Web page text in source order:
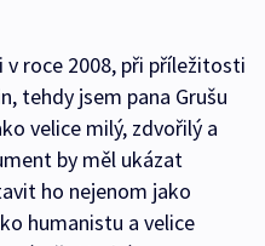
v roce 2008, při příležitosti
tehdy jsem pana Grušu
velice milý, zdvořilý a
by měl ukázat
ho nejenom jako
humanistu a velice